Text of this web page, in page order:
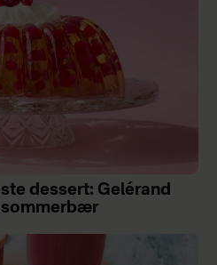
dessert: Gelérand
sommerbær